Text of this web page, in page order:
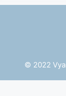
© 2022